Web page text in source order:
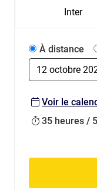
Inter
À distance
Voir le
35 heures /